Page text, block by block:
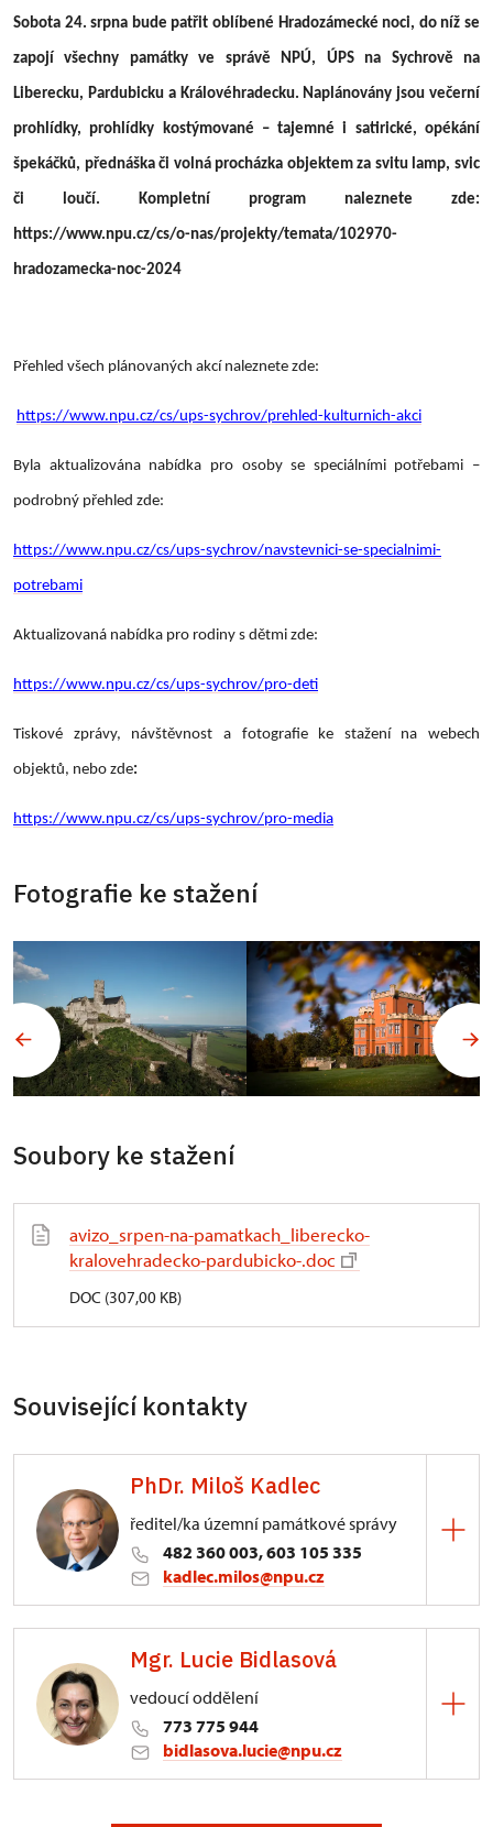
Sobota 24. srpna bude patřit oblíbené Hradozámecké noci, do níž se
zapojí všechny památky ve správě NPÚ, ÚPS na Sychrově na
Liberecku, Pardubicku a Královéhradecku. Naplánovány jsou večerní
prohlídky, prohlídky kostýmované – tajemné i satirické, opékání
špekáčků, přednáška či volná procházka objektem za svitu lamp, svic
či loučí. Kompletní program naleznete zde:
https://www.npu.cz/cs/o-nas/projekty/temata/102970-
hradozamecka-noc-2024
Přehled všech plánovaných akcí naleznete zde:
https://www.npu.cz/cs/ups-sychrov/prehled-kulturnich-akci
Byla aktualizována nabídka pro osoby se speciálními potřebami –
podrobný přehled zde:
https://www.npu.cz/cs/ups-sychrov/navstevnici-se-specialnimi-
potrebami
Aktualizovaná nabídka pro rodiny s dětmi zde:
https://www.npu.cz/cs/ups-sychrov/pro-deti
Tiskové zprávy, návštěvnost a fotografie ke stažení na webech
objektů, nebo zde:
https://www.npu.cz/cs/ups-sychrov/pro-media
Fotografie ke stažení
Soubory ke stažení
avizo_srpen-na-pamatkach_liberecko-
kralovehradecko-pardubicko-.doc
DOC (307,00 KB)
Související kontakty
PhDr. Miloš Kadlec
ředitel/ka územní památkové správy
482 360 003, 603 105 335
kadlec.milos@npu.cz
3/, Sychrov 3
Mgr. Lucie Bidlasová
vedoucí oddělení
773 775 944
bidlasova.lucie@npu.cz